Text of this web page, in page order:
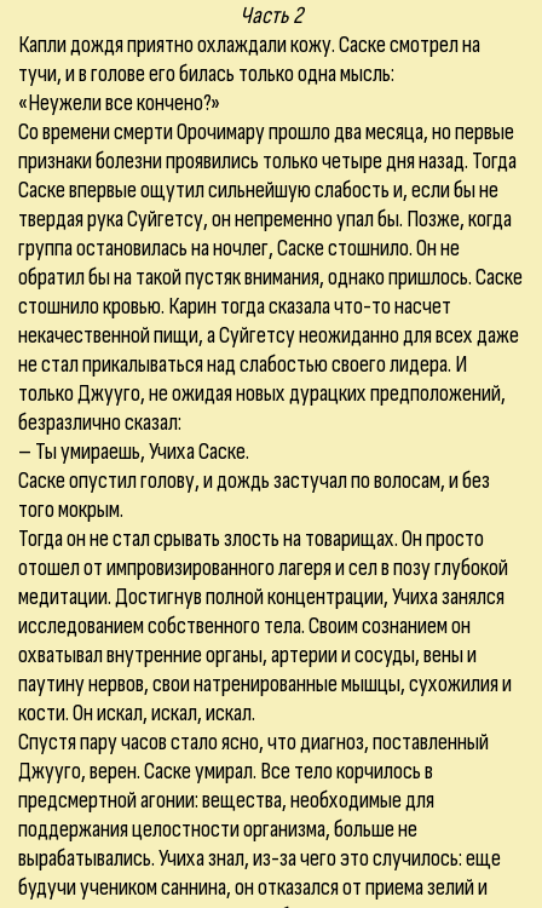
Часть 2
Капли дождя приятно охлаждали кожу. Саске смотрел на
тучи, и в голове его билась только одна мысль:
«Неужели все кончено?»
Со времени смерти Орочимару прошло два месяца, но первые
признаки болезни проявились только четыре дня назад. Тогда
Саске впервые ощутил сильнейшую слабость и, если бы не
твердая рука Суйгетсу, он непременно упал бы. Позже, когда
группа остановилась на ночлег, Саске стошнило. Он не
обратил бы на такой пустяк внимания, однако пришлось. Саске
стошнило кровью. Карин тогда сказала что-то насчет
некачественной пищи, а Суйгетсу неожиданно для всех даже
не стал прикалываться над слабостью своего лидера. И
только Джууго, не ожидая новых дурацких предположений,
безразлично сказал:
– Ты умираешь, Учиха Саске.
Саске опустил голову, и дождь застучал по волосам, и без
того мокрым.
Тогда он не стал срывать злость на товарищах. Он просто
отошел от импровизированного лагеря и сел в позу глубокой
медитации. Достигнув полной концентрации, Учиха занялся
исследованием собственного тела. Своим сознанием он
охватывал внутренние органы, артерии и сосуды, вены и
паутину нервов, свои натренированные мышцы, сухожилия и
кости. Он искал, искал, искал.
Спустя пару часов стало ясно, что диагноз, поставленный
Джууго, верен. Саске умирал. Все тело корчилось в
предсмертной агонии: вещества, необходимые для
поддержания целостности организма, больше не
вырабатывались. Учиха знал, из-за чего это случилось: еще
будучи учеником саннина, он отказался от приема зелий и